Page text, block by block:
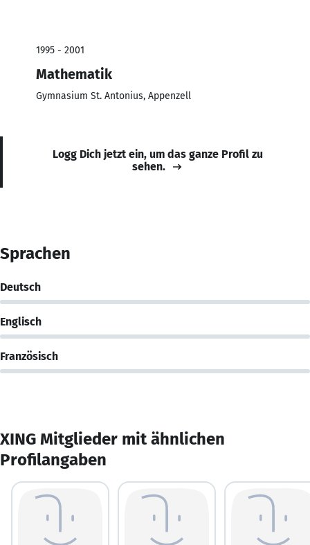
1995 - 2001
Mathematik
Gymnasium St. Antonius, Appenzell
Logg Dich jetzt ein, um das ganze Profil zu
sehen.
Sprachen
Deutsch
Englisch
Französisch
XING Mitglieder mit ähnlichen
Profilangaben